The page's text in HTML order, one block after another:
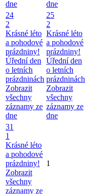
dne
dne
24
2
Krásné léto
a pohodové
prázdniny!
Úřední den
o letních
prázdninách
Zobrazit
všechny
záznamy ze
dne
25
2
Krásné léto
a pohodové
prázdniny!
Úřední den
o letních
prázdninách
Zobrazit
všechny
záznamy ze
dne
31
1
Krásné léto
a pohodové
prázdniny!
Zobrazit
všechny
záznamy ze
1